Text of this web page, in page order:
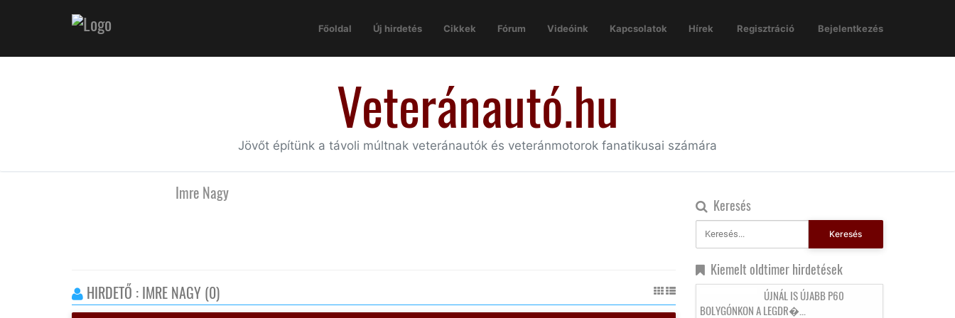
Főoldal Új hirdetés Cikkek Fórum Videóink Kapcsolatok Hírek Regisztráció Bejelentkezés
Veteránautó.hu
Jövőt építünk a távoli múltnak veteránautók és veteránmotorok fanatikusai számára
Imre Nagy
HIRDETŐ : IMRE NAGY (0)
Keresés
Keresés
Kiemelt oldtimer hirdetések
ÚJNÁL IS ÚJABB P60
BOLYGÓNKON A LEGDR�...